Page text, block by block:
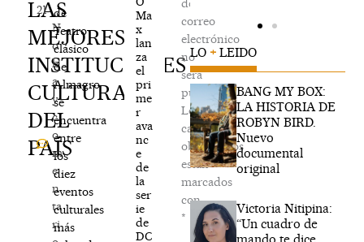
LAS
MEJORES
INSTITUCIONES
CULTURALES
DEL
PAÍS
21
N
o
h
a
y
c
o
m
e
n
ta
ri
de
Teatro
clásico
de
Almagro
se
encuentra
entre
los
diez
eventos
culturales
más
Ma
x
lan
za
el
pri
me
r
ava
nc
e
de
la
ser
ie
de
DC
de
correo
electrónico
no
será
publicada.
Los
campos
obligatorios
están
marcados
con
*
LO + LEIDO
BANG MY BOX:
LA HISTORIA DE
ROBYN BIRD.
Nuevo
documental
original
Victoria Nitipina:
“Un cuadro de